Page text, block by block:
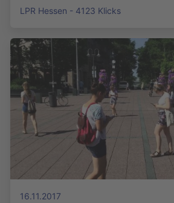
LPR Hessen - 4123 Klicks
16.11.2017